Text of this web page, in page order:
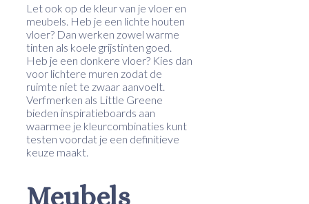
Let ook op de kleur van je vloer en
meubels. Heb je een lichte houten
vloer? Dan werken zowel warme
tinten als koele grijstinten goed.
Heb je een donkere vloer? Kies dan
voor lichtere muren zodat de
ruimte niet te zwaar aanvoelt.
Verfmerken als Little Greene
bieden inspiratieboards aan
waarmee je kleurcombinaties kunt
testen voordat je een definitieve
keuze maakt.
Meubels